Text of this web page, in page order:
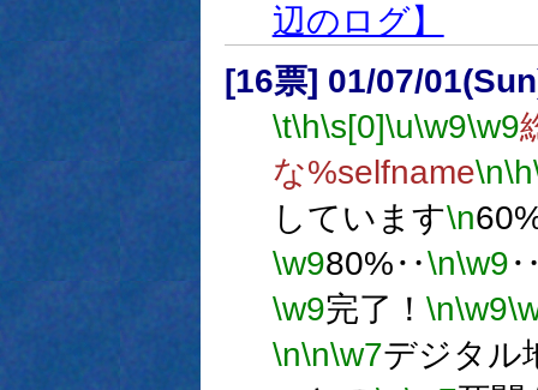
辺のログ】
[16票] 01/07/
\t\h\s[0]\u\w9\w9
な%selfname\n\h
しています\n
\w980%‥\n\w9
\w9完了！ \n\w9
\n\n\w7デジタル